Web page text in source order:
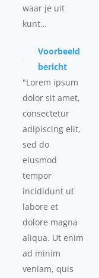
waar je uit
kunt…
Voorbeeld
bericht
"Lorem ipsum
dolor sit amet,
consectetur
adipiscing elit,
sed do
eiusmod
tempor
incididunt ut
labore et
dolore magna
aliqua. Ut enim
ad minim
veniam, quis